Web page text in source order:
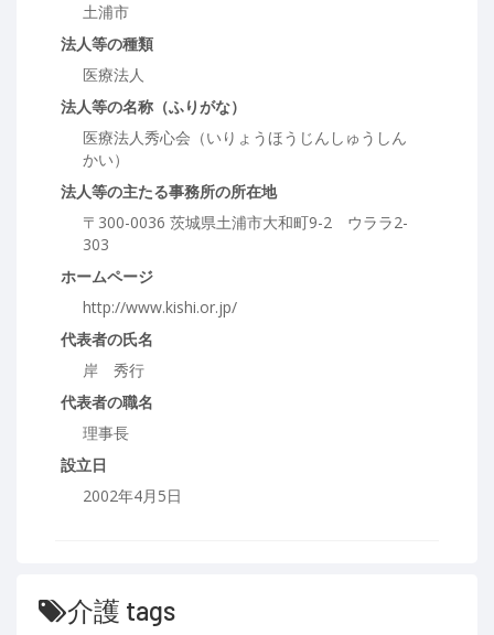
土浦市
法人等の種類
医療法人
法人等の名称（ふりがな）
医療法人秀心会（いりょうほうじんしゅうしん
かい）
法人等の主たる事務所の所在地
〒300-0036 茨城県土浦市大和町9-2 ウララ2-
303
ホームページ
http://www.kishi.or.jp/
代表者の氏名
岸 秀行
代表者の職名
理事長
設立日
2002年4月5日
介護 tags